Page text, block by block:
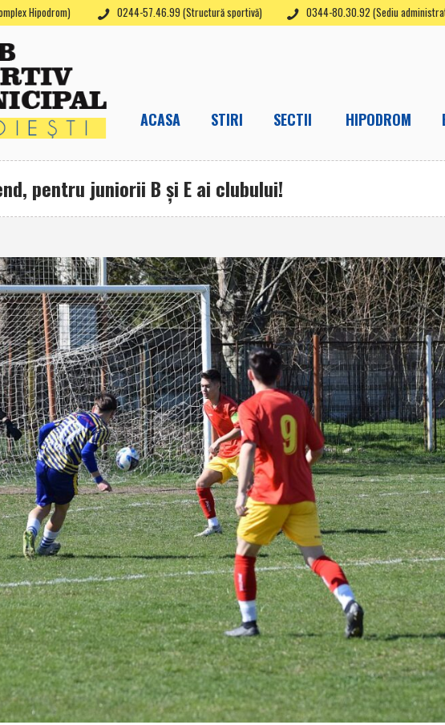
Hipodrom) 0244-57.46.99 (Structură sportivă) 0344-80.30.92 (Sediu
ACASA STIRI SECTII HIPODROM
pentru juniorii B şi E ai clubului!